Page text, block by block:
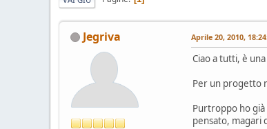
Jegriva Aprile 20, 2010,
Ciao a tutti, è
Per un progetto
Purtroppo ho
pensato, magari